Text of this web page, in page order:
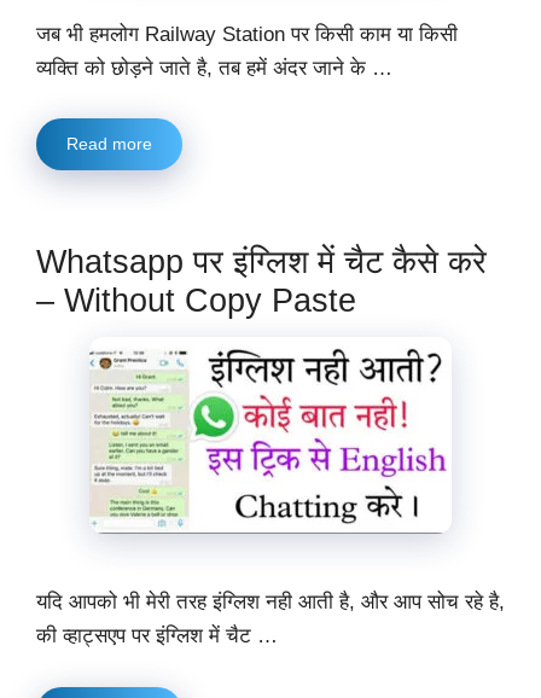
जब भी हमलोग Railway Station पर किसी काम या किसी
व्यक्ति को छोड़ने जाते है, तब हमें अंदर जाने के …
Read more
Whatsapp पर इंग्लिश में चैट कैसे करे
– Without Copy Paste
यदि आपको भी मेरी तरह इंग्लिश नही आती है, और आप सोच रहे है,
की व्हाट्सएप पर इंग्लिश में चैट …